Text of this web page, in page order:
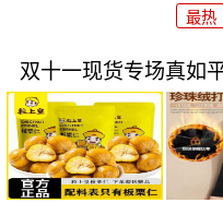
最热
双十一现货专场真如